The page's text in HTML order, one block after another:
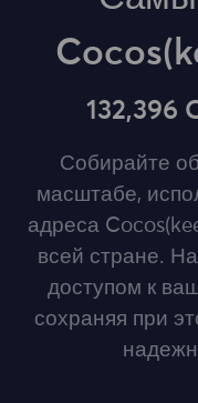
132,396
Собирайте
масштабе,
адреса
всей стране.
доступом к
сохраняя при